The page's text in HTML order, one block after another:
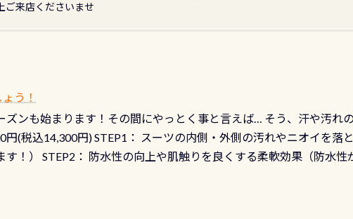
ご来店くださいませ
う！
ンも始まります！その間にやっとく事と言えば… そう、汗や汚れ
(税込14,300円) STEP1： スーツの内側・外側の汚れやニオイを落
！） STEP2： 防水性の向上や肌触りを良くする柔軟効果（防水性